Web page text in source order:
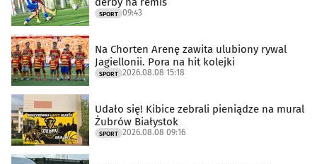
SPORT 09:43
Na Chorten Arenę zawita ulubiony rywal
Jagiellonii. Pora na hit kolejki
SPORT 2026.08.08 15:18
Udało się! Kibice zebrali pieniądze na mural
Żubrów Białystok
SPORT 2026.08.08 09:16